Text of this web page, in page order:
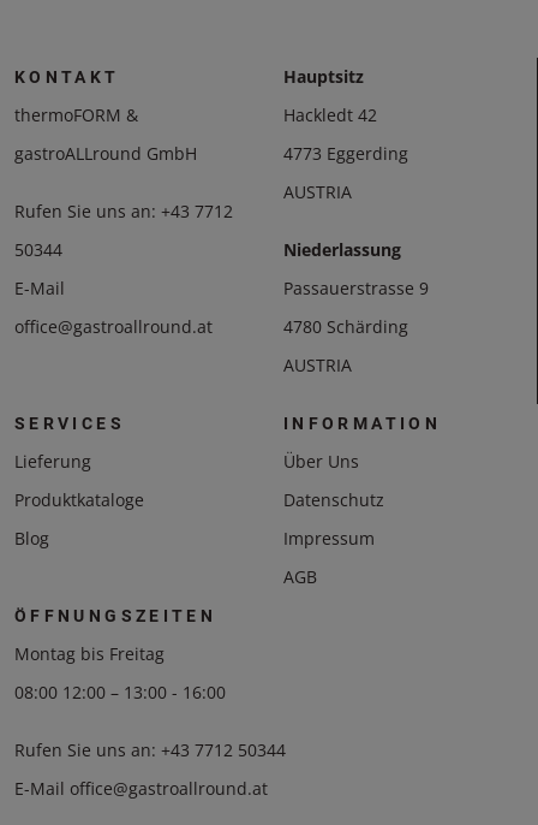
KONTAKT
thermoFORM &
gastroALLround GmbH
Rufen Sie uns an: +43 7712
50344
E-Mail
office@gastroallround.at
Hauptsitz
Hackledt 42
4773 Eggerding
AUSTRIA
Niederlassung
Passauerstrasse 9
4780 Schärding
AUSTRIA
SERVICES
Lieferung
Produktkataloge
Blog
INFORMATION
Über Uns
Datenschutz
Impressum
AGB
ÖFFNUNGSZEITEN
Montag bis Freitag
08:00 12:00 – 13:00 - 16:00
Rufen Sie uns an: +43 7712 50344
E-Mail office@gastroallround.at